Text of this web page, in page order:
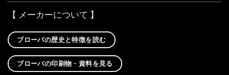
【 メーカーについて 】
ブローバの歴史と特徴を読む
ブローバの印刷物・資料を見る